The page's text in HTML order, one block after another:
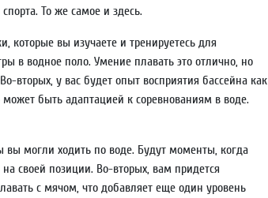
То же самое и здесь.
которые вы изучаете и тренируетесь для
в водное поло. Умение плавать это отлично, но
вторых, у вас будет опыт восприятия бассейна как
быть адаптацией к соревнованиям в воде.
вы могли ходить по воде. Будут моменты, когда
своей позиции. Во-вторых, вам придется
с мячом, что добавляет еще один уровень